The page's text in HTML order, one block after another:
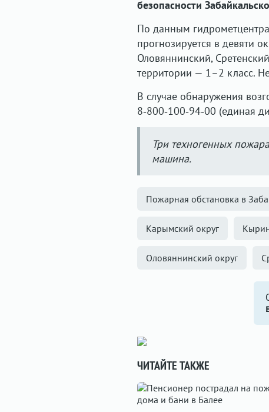
безопасности
По данным
прогнозируется в девяти
Оловяннинский,
территории — 1–2 класс.
В случае обнаружения
8‑800‑100‑94‑00 (единая
Три техногенных
машина.
Пожарная обстановка в
Карымский округ
Оловяннинский округ
ЧИТАЙТЕ ТАКЖЕ